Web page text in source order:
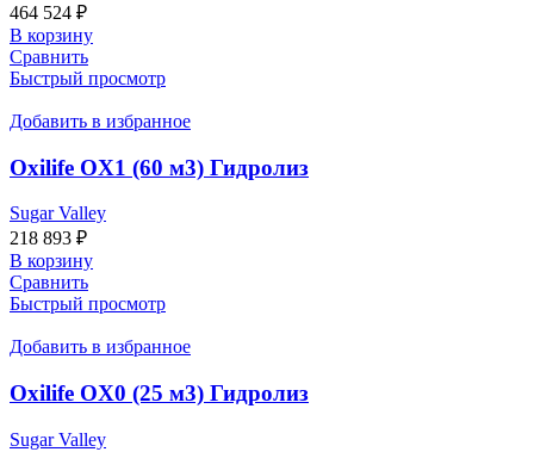
464 524 ₽
В корзину
Сравнить
Быстрый просмотр
Добавить в избранное
Oxilife OX1 (60 м3) Гидролиз
Sugar Valley
218 893 ₽
В корзину
Сравнить
Быстрый просмотр
Добавить в избранное
Oxilife OX0 (25 м3) Гидролиз
Sugar Valley